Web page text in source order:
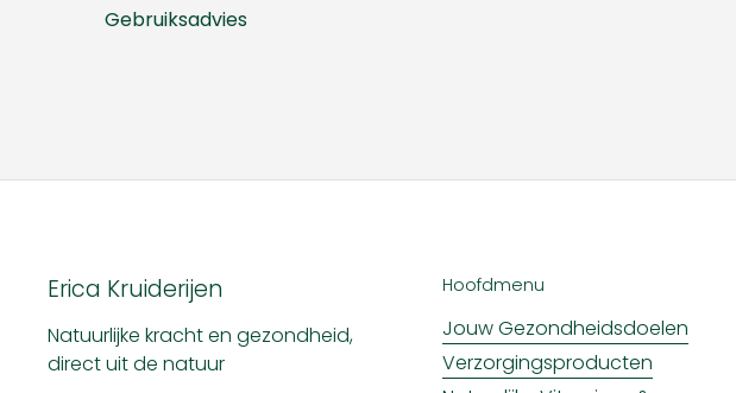
Gebruiksadvies
Erica Kruiderijen
Natuurlijke kracht en gezondheid,
direct uit de natuur
Hoofdmenu
Jouw Gezondheidsdoelen
Verzorgingsproducten